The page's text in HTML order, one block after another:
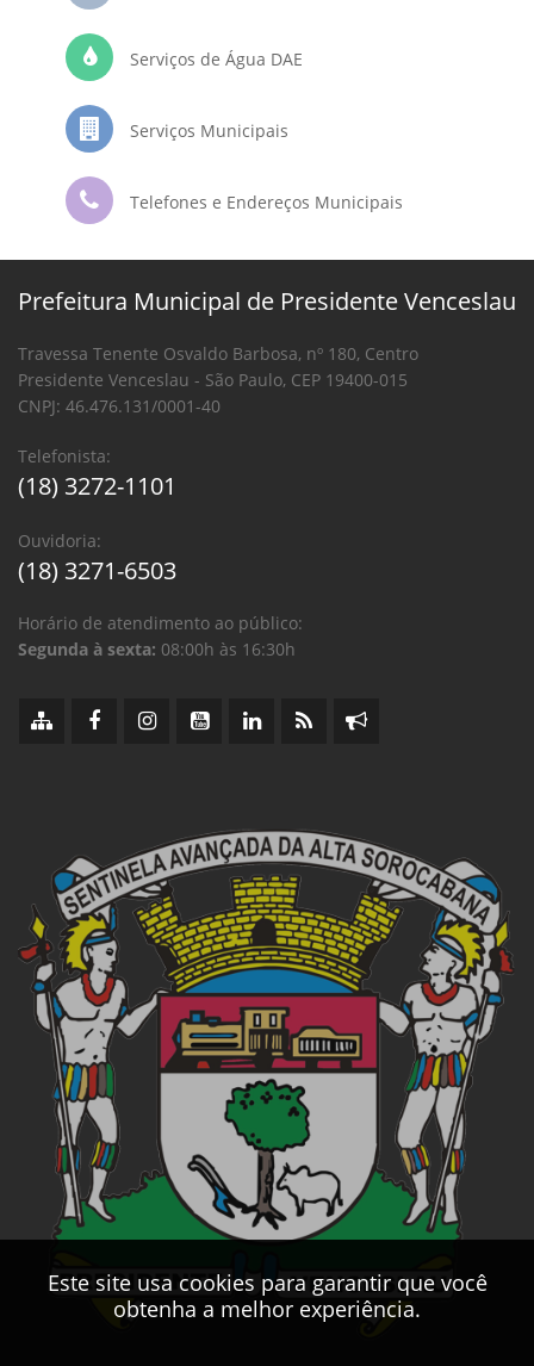
Serviços de Água DAE
Serviços Municipais
Telefones e Endereços Municipais
Este site usa cookies para garantir que você
obtenha a melhor experiência.
Prefeitura Municipal de Presidente Venceslau
Travessa Tenente Osvaldo Barbosa, nº 180, Centro
Presidente Venceslau - São Paulo, CEP 19400-015
CNPJ: 46.476.131/0001-40
Telefonista:
(18) 3272-1101
Ouvidoria:
(18) 3271-6503
Horário de atendimento ao público:
Segunda à sexta: 08:00h às 16:30h